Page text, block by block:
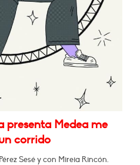
presenta Medea me
corrido
Sesé y con Mireia Rincón.